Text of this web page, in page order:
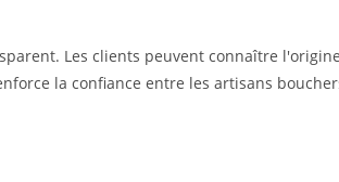
Les clients peuvent connaître
la confiance entre les artisans